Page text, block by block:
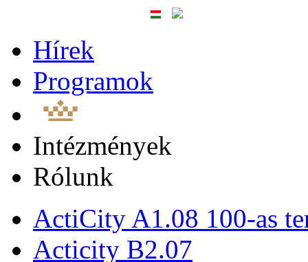
Hírek
Programok
Intézmények
Rólunk
ActiCity A1.08 100-as
Acticity B2.07